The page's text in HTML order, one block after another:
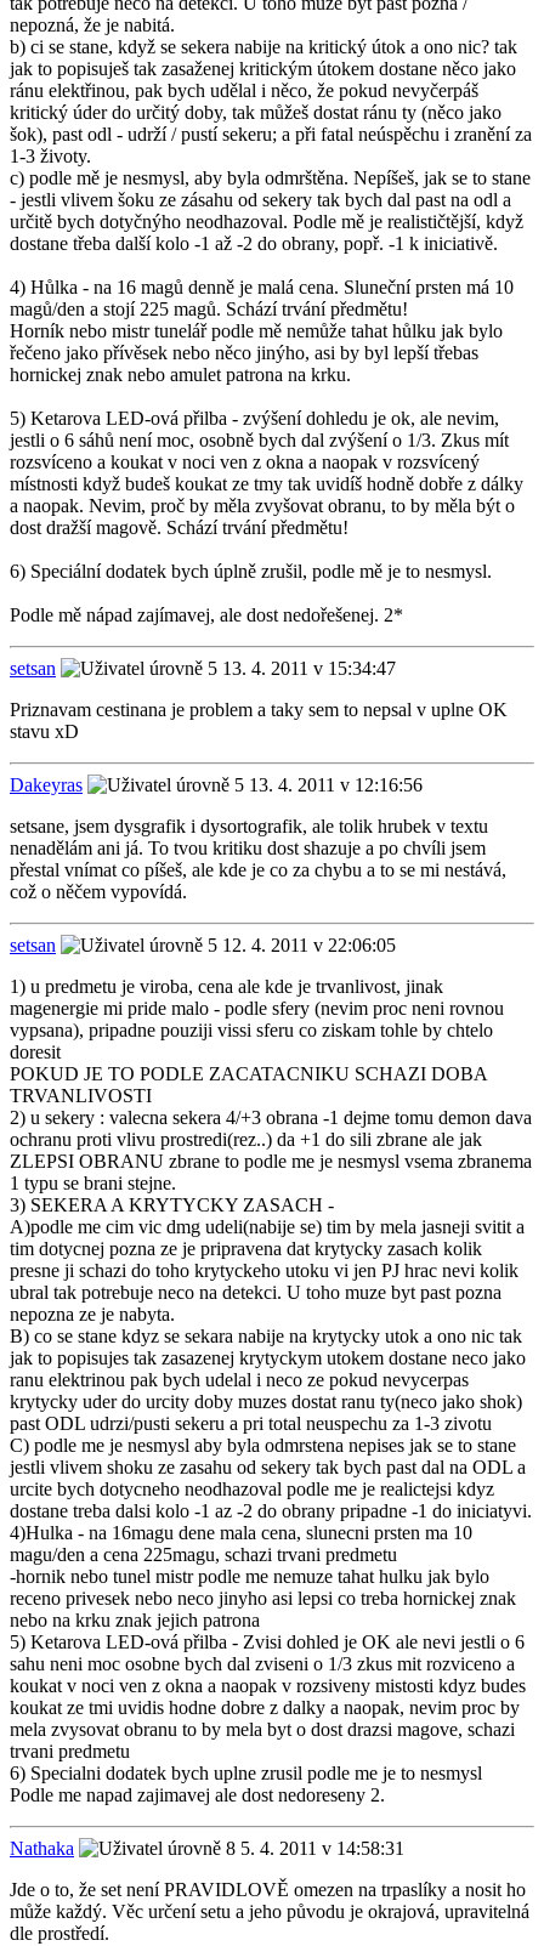
nepozná, že je nabitá.
b) ci se stane, když se sekera nabije na kritický útok a ono nic? tak
jak to popisuješ tak zasaženej kritickým útokem dostane něco jako
ránu elektřinou, pak bych udělal i něco, že pokud nevyčerpáš
kritický úder do určitý doby, tak můžeš dostat ránu ty (něco jako
šok), past odl - udrží / pustí sekeru; a při fatal neúspěchu i zranění za
1-3 životy.
c) podle mě je nesmysl, aby byla odmrštěna. Nepíšeš, jak se to stane
- jestli vlivem šoku ze zásahu od sekery tak bych dal past na odl a
určitě bych dotyčnýho neodhazoval. Podle mě je realističtější, když
dostane třeba další kolo -1 až -2 do obrany, popř. -1 k iniciativě.
4) Hůlka - na 16 magů denně je malá cena. Sluneční prsten má 10
magů/den a stojí 225 magů. Schází trvání předmětu!
Horník nebo mistr tunelář podle mě nemůže tahat hůlku jak bylo
řečeno jako přívěsek nebo něco jinýho, asi by byl lepší třebas
hornickej znak nebo amulet patrona na krku.
5) Ketarova LED-ová přilba - zvýšení dohledu je ok, ale nevim,
jestli o 6 sáhů není moc, osobně bych dal zvýšení o 1/3. Zkus mít
rozsvíceno a koukat v noci ven z okna a naopak v rozsvícený
místnosti když budeš koukat ze tmy tak uvidíš hodně dobře z dálky
a naopak. Nevim, proč by měla zvyšovat obranu, to by měla být o
dost dražší magově. Schází trvání předmětu!
6) Speciální dodatek bych úplně zrušil, podle mě je to nesmysl.
Podle mě nápad zajímavej, ale dost nedořešenej. 2*
setsan
13. 4. 2011 v 15:34:47
Priznavam cestinana je problem a taky sem to nepsal v uplne OK
stavu xD
Dakeyras
13. 4. 2011 v 12:16:56
setsane, jsem dysgrafik i dysortografik, ale tolik hrubek v textu
nenadělám ani já. To tvou kritiku dost shazuje a po chvíli jsem
přestal vnímat co píšeš, ale kde je co za chybu a to se mi nestává,
což o něčem vypovídá.
setsan
12. 4. 2011 v 22:06:05
1) u predmetu je viroba, cena ale kde je trvanlivost, jinak
magenergie mi pride malo - podle sfery (nevim proc neni rovnou
vypsana), pripadne pouziji vissi sferu co ziskam tohle by chtelo
doresit
POKUD JE TO PODLE ZACATACNIKU SCHAZI DOBA
TRVANLIVOSTI
2) u sekery : valecna sekera 4/+3 obrana -1 dejme tomu demon dava
ochranu proti vlivu prostredi(rez..) da +1 do sili zbrane ale jak
ZLEPSI OBRANU zbrane to podle me je nesmysl vsema zbranema
1 typu se brani stejne.
3) SEKERA A KRYTYCKY ZASACH -
A)podle me cim vic dmg udeli(nabije se) tim by mela jasneji svitit a
tim dotycnej pozna ze je pripravena dat krytycky zasach kolik
presne ji schazi do toho krytyckeho utoku vi jen PJ hrac nevi kolik
ubral tak potrebuje neco na detekci. U toho muze byt past pozna
nepozna ze je nabyta.
B) co se stane kdyz se sekara nabije na krytycky utok a ono nic tak
jak to popisujes tak zasazenej krytyckym utokem dostane neco jako
ranu elektrinou pak bych udelal i neco ze pokud nevycerpas
krytycky uder do urcity doby muzes dostat ranu ty(neco jako shok)
past ODL udrzi/pusti sekeru a pri total neuspechu za 1-3 zivotu
C) podle me je nesmysl aby byla odmrstena nepises jak se to stane
jestli vlivem shoku ze zasahu od sekery tak bych past dal na ODL a
urcite bych dotycneho neodhazoval podle me je realictejsi kdyz
dostane treba dalsi kolo -1 az -2 do obrany pripadne -1 do iniciatyvi.
4)Hulka - na 16magu dene mala cena, slunecni prsten ma 10
magu/den a cena 225magu, schazi trvani predmetu
-hornik nebo tunel mistr podle me nemuze tahat hulku jak bylo
receno privesek nebo neco jinyho asi lepsi co treba hornickej znak
nebo na krku znak jejich patrona
5) Ketarova LED-ová přilba - Zvisi dohled je OK ale nevi jestli o 6
sahu neni moc osobne bych dal zviseni o 1/3 zkus mit rozviceno a
koukat v noci ven z okna a naopak v rozsiveny mistosti kdyz budes
koukat ze tmi uvidis hodne dobre z dalky a naopak, nevim proc by
mela zvysovat obranu to by mela byt o dost drazsi magove, schazi
trvani predmetu
6) Specialni dodatek bych uplne zrusil podle me je to nesmysl
Podle me napad zajimavej ale dost nedoreseny 2.
Nathaka
5. 4. 2011 v 14:58:31
Jde o to, že set není PRAVIDLOVĚ omezen na trpaslíky a nosit ho
může každý. Věc určení setu a jeho původu je okrajová, upravitelná
dle prostředí.